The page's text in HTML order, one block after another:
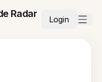
Radar
Login